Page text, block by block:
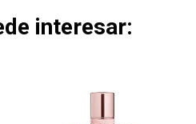
interesar: